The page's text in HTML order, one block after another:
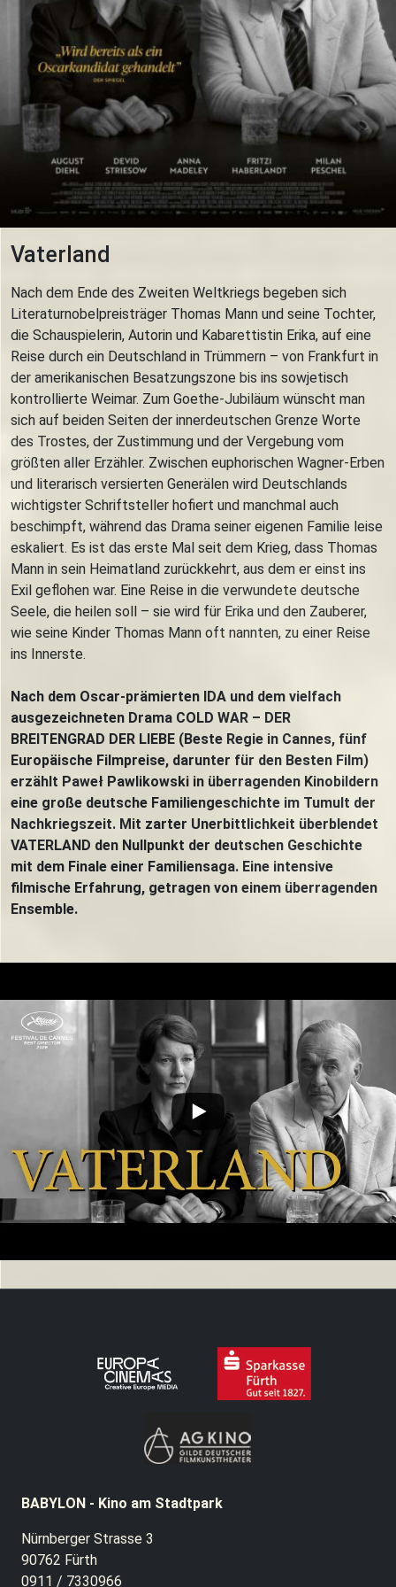
Vaterland
Nach dem Ende des Zweiten Weltkriegs begeben sich
Literaturnobelpreisträger Thomas Mann und seine Tochter,
die Schauspielerin, Autorin und Kabarettistin Erika, auf eine
Reise durch ein Deutschland in Trümmern – von Frankfurt in
der amerikanischen Besatzungszone bis ins sowjetisch
kontrollierte Weimar. Zum Goethe-Jubiläum wünscht man
sich auf beiden Seiten der innerdeutschen Grenze Worte
des Trostes, der Zustimmung und der Vergebung vom
größten aller Erzähler. Zwischen euphorischen Wagner-Erben
und literarisch versierten Generälen wird Deutschlands
wichtigster Schriftsteller hofiert und manchmal auch
beschimpft, während das Drama seiner eigenen Familie leise
eskaliert. Es ist das erste Mal seit dem Krieg, dass Thomas
Mann in sein Heimatland zurückkehrt, aus dem er einst ins
Exil geflohen war. Eine Reise in die verwundete deutsche
Seele, die heilen soll – sie wird für Erika und den Zauberer,
wie seine Kinder Thomas Mann oft nannten, zu einer Reise
ins Innerste.
Nach dem Oscar-prämierten IDA und dem vielfach
ausgezeichneten Drama COLD WAR – DER
BREITENGRAD DER LIEBE (Beste Regie in Cannes, fünf
Europäische Filmpreise, darunter für den Besten Film)
erzählt Paweł Pawlikowski in überragenden Kinobildern
eine große deutsche Familiengeschichte im Tumult der
Nachkriegszeit. Mit zarter Unerbittlichkeit überblendet
VATERLAND den Nullpunkt der deutschen Geschichte
mit dem Finale einer Familiensaga. Eine intensive
filmische Erfahrung, getragen von einem überragenden
Ensemble.
BABYLON - Kino am Stadtpark
Nürnberger Strasse 3
90762 Fürth
0911 / 7330966